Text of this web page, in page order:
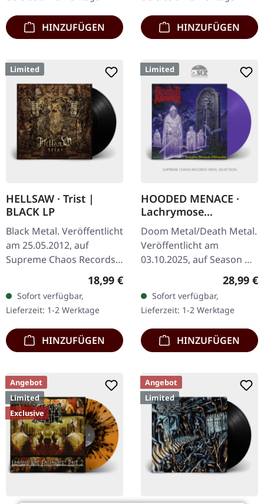
nur bei…
HINZUFÜGEN
Spezifikationen: ·
Schweres,…
HINZUFÜGEN
Limited
HELLSAW · Trist |
BLACK LP
Black Metal. Veröffentlicht
am 25.05.2012, auf
Supreme Chaos Records.
Schweres schwarzes Vinyl
im Gatefold-Cover mit
exklusivem Bonus-Song.
Limitiert…
Regulärer Preis:
18,99 €
Sofort verfügbar,
Lieferzeit: 1-2 Werktage
HINZUFÜGEN
Limited
HOODED MENACE ·
Lachrymose
Monuments Of
Obscuration | PURPLE
LP
Doom Metal/Death Metal.
Veröffentlicht am
03.10.2025, auf Season Of
bedruckten Innenhüllen.
Limitiert auf 350
Exemplare. An der…
28,99 €
Sofort verfügbar,
Lieferzeit: 1-2 Werktage
HINZUFÜGEN
Angebot
Limited
Exclusive
Angebot
Limited